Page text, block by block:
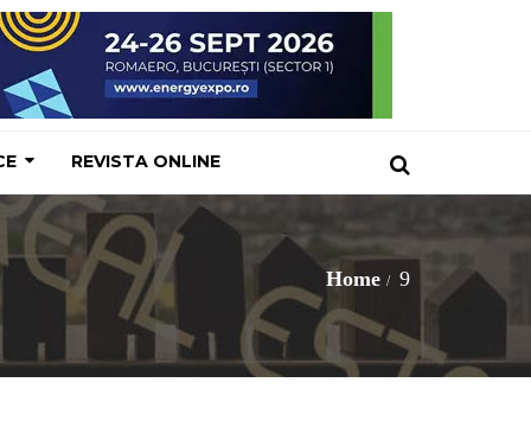
REVISTA ONLINE
Home 9